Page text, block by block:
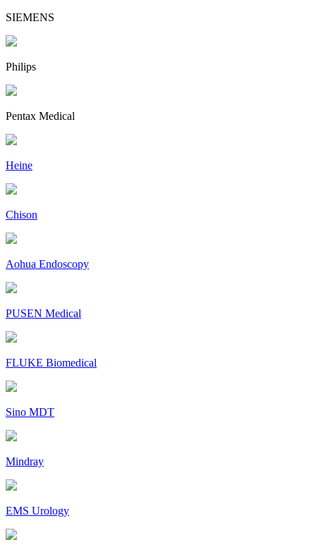
SIEMENS
Philips
Pentax Medical
Heine
Chison
Aohua Endoscopy
PUSEN Medical
FLUKE Biomedical
Sino MDT
Mindray
EMS Urology